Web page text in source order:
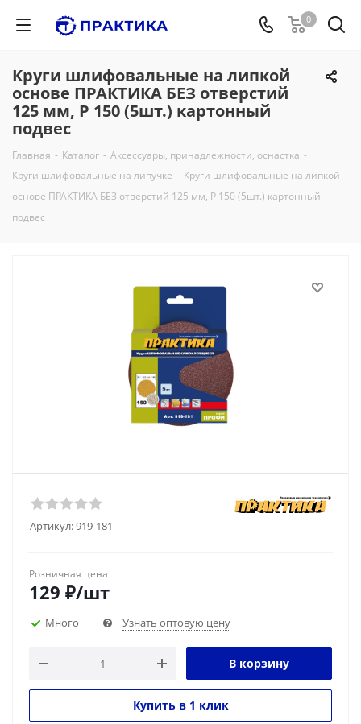
0
Круги шлифовальные на липкой
основе ПРАКТИКА БЕЗ отверстий
125 мм, P 150 (5шт.) картонный
подвес
Главная - Каталог - Аксессуары, принадлежности, оснастка -
Круги шлифовальные на липучке - Круги шлифовальные на липкой
основе ПРАКТИКА БЕЗ отверстий 125 мм, P 150 (5шт.) картонный
подвес
Артикул:919-181
Розничная цена
129 ₽/шт
Много Узнать оптовую цену
В корзину
Купить в 1 клик